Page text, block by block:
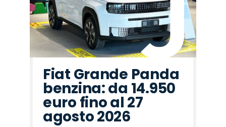
Fiat Grande Panda
benzina: da 14.950
euro fino al 27
agosto 2026